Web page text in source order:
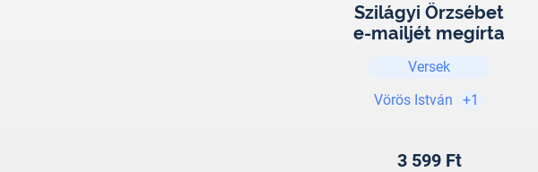
Szilágyi Örzsébet
e-mailjét megírta
Versek
Vörös István
+1
3 599 Ft